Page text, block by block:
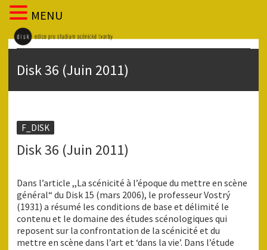
Disk 36 (Juin 2011)
F_DISK
Disk 36 (Juin 2011)
Dans l’article ,,La scénicité à l’époque du mettre en scène
général“ du Disk 15 (mars 2006), le professeur Vostrý
(1931) a résumé les conditions de base et délimité le
contenu et le domaine des études scénologiques qui
reposent sur la confrontation de la scénicité et du
mettre en scène dans l’art et ‘dans la vie’. Dans l’étude
MENU